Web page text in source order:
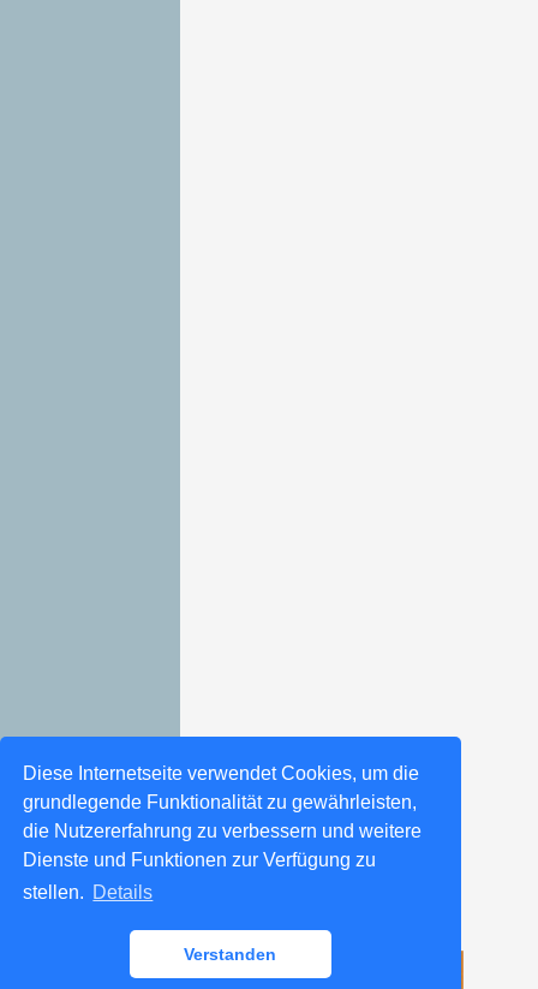
Diese Internetseite verwendet Cookies, um die
grundlegende Funktionalität zu gewährleisten,
die Nutzererfahrung zu verbessern und weitere
Dienste und Funktionen zur Verfügung zu
stellen. Details
Verstanden